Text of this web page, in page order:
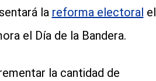
la reforma electoral el
el Día de la Bandera.
la cantidad de